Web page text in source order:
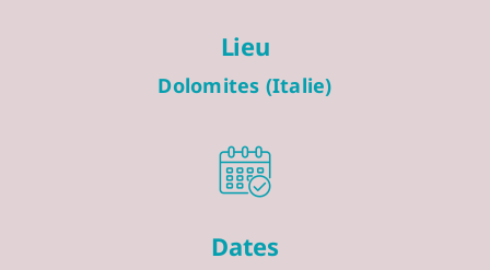
Lieu
Dolomites (Italie)
Dates